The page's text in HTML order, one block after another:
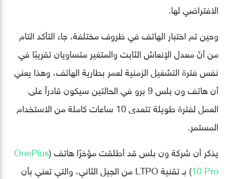
الافتراضي لها.
وحين تم اختبار الهاتف في ظروف مختلفة، جاء التأكد التام
من أنّ معدل الإنعاش الثابت والمتغير متساويان تقريبًا في
نفس فترة التشغيل الزمنية لعمر بطارية الهاتف، وهذا يعني
أن هاتف ون بلس 9 برو في الحالتين سيكون قادراً على
العمل لفترة طويلة تتعدى 10 ساعات كاملة من الاستخدام
المستمر.
يذكر أن شركة ون بلس قد أطلقت مؤخرًا هاتف (OnePlus
10 Pro
) بـ تقنية LTPO من الجيل الثاني، والتي تعني بأن